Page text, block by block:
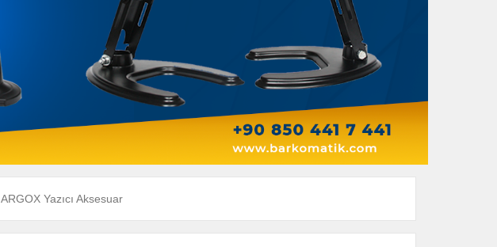
ARGOX Yazıcı Aksesuar